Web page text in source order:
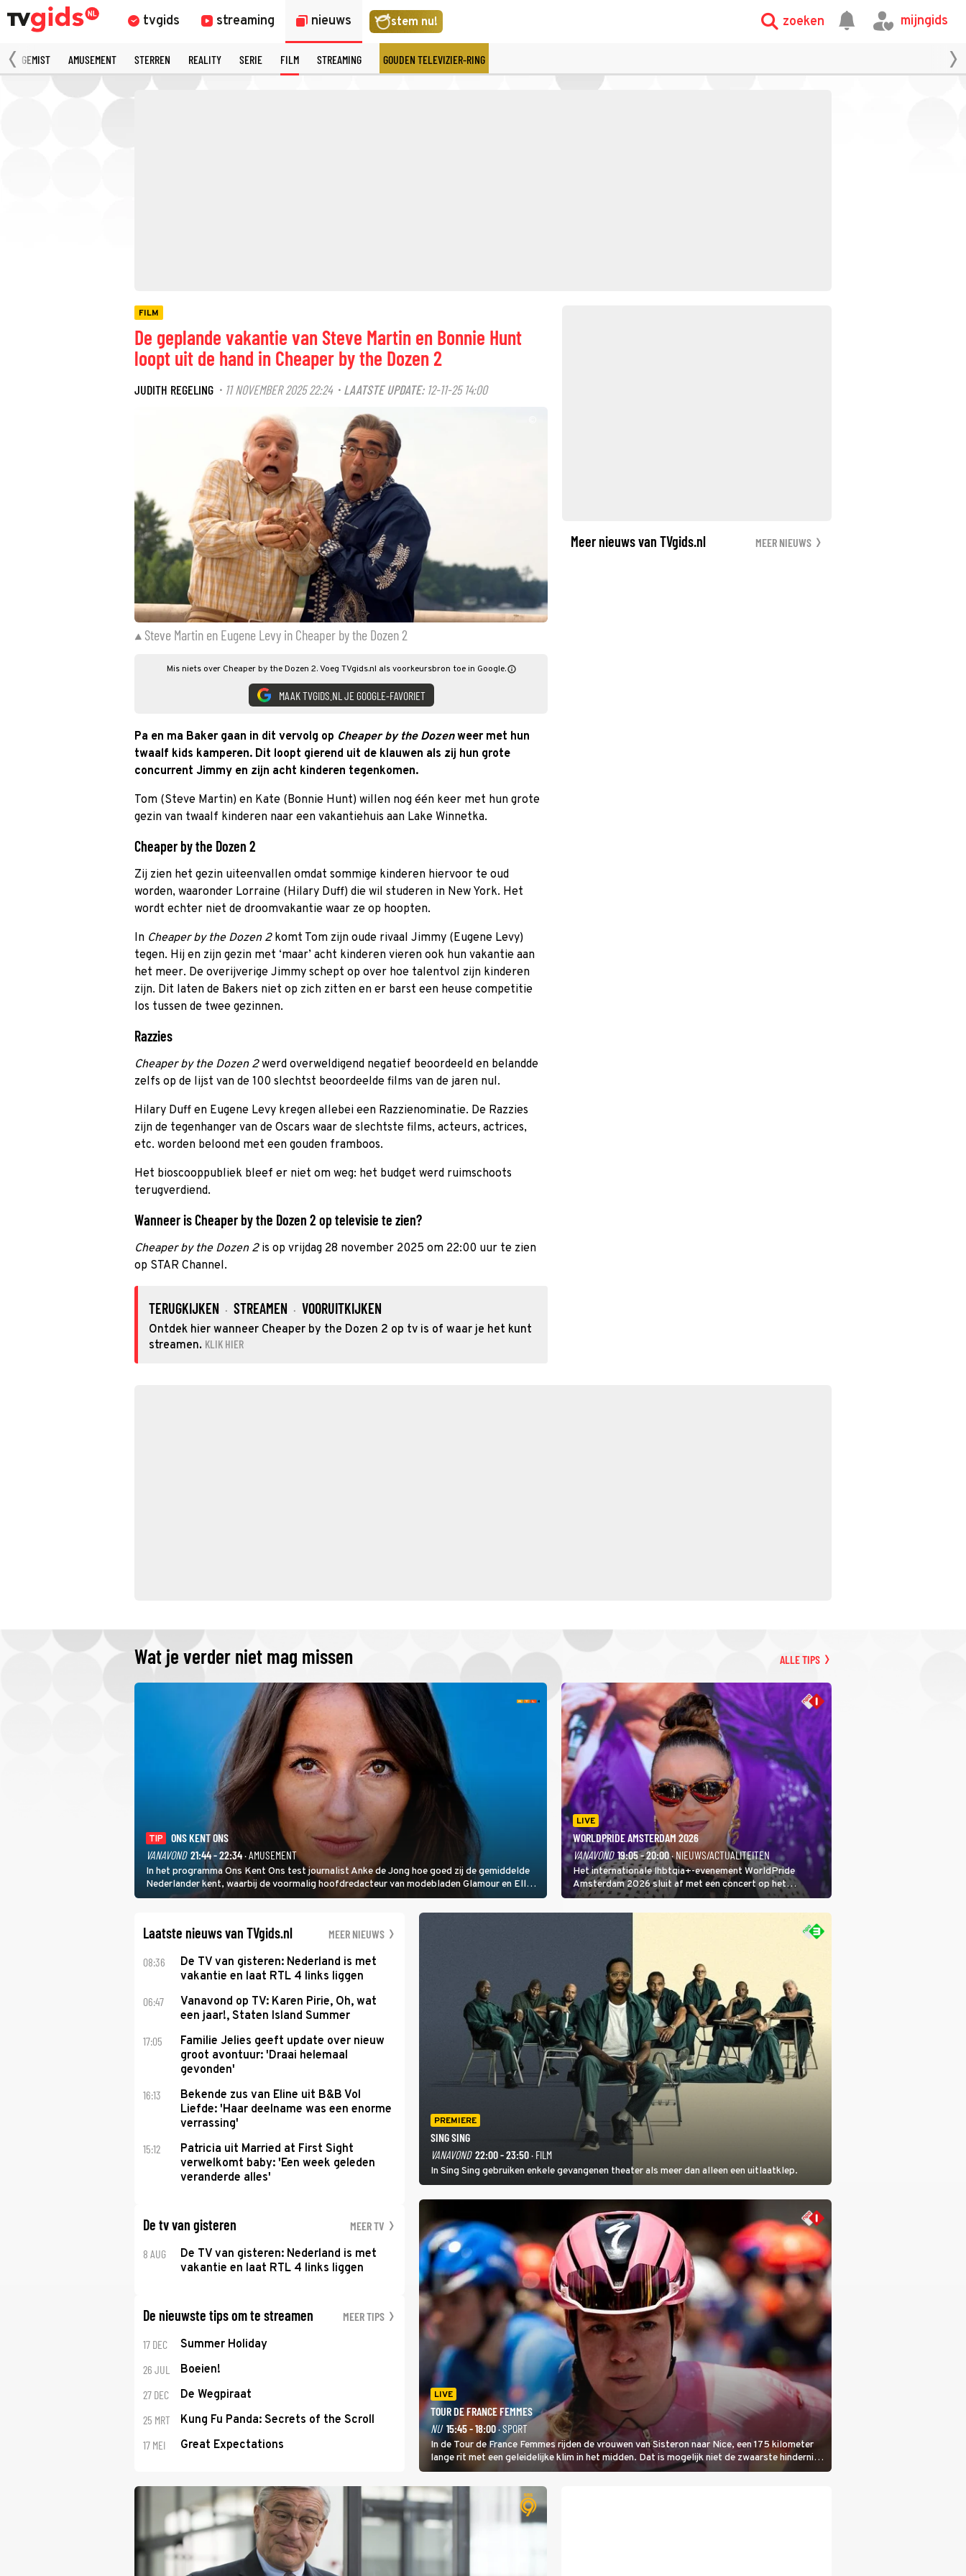
tvgids streaming nieuws stem nu! zoeken mijngids
GEMIST AMUSEMENT STERREN REALITY SERIE FILM STREAMING GOUDEN TELEVIZIER-RING
FILM
De geplande vakantie van Steve Martin en Bonnie Hunt
loopt uit de hand in Cheaper by the Dozen 2
JUDITH REGELING · 11 NOVEMBER 2025 22:24· LAATSTE UPDATE: 12-11-25 14:00
Steve Martin en Eugene Levy in Cheaper by the Dozen 2
Mis niets over Cheaper by the Dozen 2. Voeg TVgids.nl als voorkeursbron toe in Google.
MAAK TVGIDS.NL JE GOOGLE-FAVORIET
Pa en ma Baker gaan in dit vervolg op Cheaper by the Dozenweer met hun
twaalf kids kamperen. Dit loopt gierend uit de klauwen als zij hun grote
concurrent Jimmy en zijn acht kinderen tegenkomen.
Tom (Steve Martin) en Kate (Bonnie Hunt) willen nog één keer met hun grote
gezin van twaalf kinderen naar een vakantiehuis aan Lake Winnetka.
Cheaper by the Dozen 2
Zij zien het gezin uiteenvallen omdat sommige kinderen hiervoor te oud
worden, waaronder Lorraine (Hilary Duff) die wil studeren in New York. Het
wordt echter niet de droomvakantie waar ze op hoopten.
In Cheaper by the Dozen 2komt Tom zijn oude rivaal Jimmy (Eugene Levy)
tegen. Hij en zijn gezin met ‘maar’ acht kinderen vieren ook hun vakantie aan
het meer. De overijverige Jimmy schept op over hoe talentvol zijn kinderen
zijn. Dit laten de Bakers niet op zich zitten en er barst een heuse competitie
los tussen de twee gezinnen.
Razzies
Cheaper by the Dozen 2werd overweldigend negatief beoordeeld en belandde
zelfs op de lijst van de 100 slechtst beoordeelde films van de jaren nul.
Hilary Duff en Eugene Levy kregen allebei een Razzienominatie. De Razzies
zijn de tegenhanger van de Oscars waar de slechtste films, acteurs, actrices,
etc. worden beloond met een gouden framboos.
Het bioscooppubliek bleef er niet om weg: het budget werd ruimschoots
terugverdiend.
Wanneer is Cheaper by the Dozen 2 op televisie te zien?
Cheaper by the Dozen 2is op vrijdag 28 november 2025 om 22:00 uur te zien
op STAR Channel.
TERUGKIJKEN · STREAMEN · VOORUITKIJKEN
Ontdek hier wanneer Cheaper by the Dozen 2 op tv is of waar je het kunt
streamen. KLIK HIER
Meer nieuws van TVgids.nl MEER NIEUWS
Wat je verder niet mag missen ALLE TIPS
TIP
ONS KENT ONS
VANAVOND 21:44 - 22:34· AMUSEMENT
In het programma Ons Kent Ons test journalist Anke de Jong hoe goed zij de gemiddelde
Nederlander kent, waarbij de voormalig hoofdredacteur van modebladen Glamour en Elle
het samen met rapper Keizer opneemt tegen Edson da Graça en Marc-Marie Huijbregts.
LIVE
WORLDPRIDE AMSTERDAM 2026
VANAVOND 19:05 - 20:00· NIEUWS/ACTUALITEITEN
Het internationale lhbtqia+-evenement WorldPride
Amsterdam 2026 sluit af met een concert op het
Amsterdamse Museumplein. Anita Doth is een van de
optredende artiesten. In de jaren 90 veroverde ze de
Laatste nieuws van TVgids.nl MEER NIEUWS
08:36
De TV van gisteren: Nederland is met
vakantie en laat RTL 4 links liggen
06:47
Vanavond op TV: Karen Pirie, Oh, wat
een jaar!, Staten Island Summer
17:05
Familie Jelies geeft update over nieuw
groot avontuur: 'Draai helemaal
gevonden'
16:13
Bekende zus van Eline uit B&B Vol
Liefde: 'Haar deelname was een enorme
verrassing'
15:12
Patricia uit Married at First Sight
verwelkomt baby: 'Een week geleden
veranderde alles'
De tv van gisteren MEER TV
8 AUG
De TV van gisteren: Nederland is met
vakantie en laat RTL 4 links liggen
De nieuwste tips om te streamen MEER TIPS
17 DEC Summer Holiday
26 JUL Boeien!
27 DEC De Wegpiraat
25 MRT Kung Fu Panda: Secrets of the Scroll
17 MEI Great Expectations
PREMIERE
SING SING
VANAVOND 22:00 - 23:50· FILM
In Sing Sing gebruiken enkele gevangenen theater als meer dan alleen een uitlaatklep.
LIVE
TOUR DE FRANCE FEMMES
NU 15:45 - 18:00· SPORT
In de Tour de France Femmes rijden de vrouwen van Sisteron naar Nice, een 175 kilometer
lange rit met een geleidelijke klim in het midden. Dat is mogelijk niet de zwaarste hindernis,
dat is de temperatuur. Het kan in Nice namelijk bloedheet worden.